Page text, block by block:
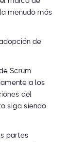
menudo más
de
Scrum
a los
del
siga siendo
partes